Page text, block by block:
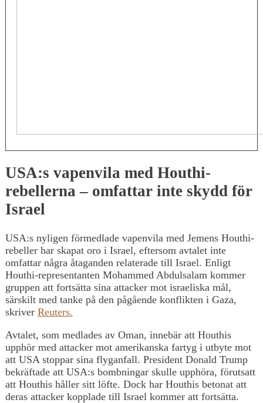
USA:s vapenvila med Houthi-
rebellerna – omfattar inte skydd för
Israel
USA:s nyligen förmedlade vapenvila med Jemens Houthi-
rebeller har skapat oro i Israel, eftersom avtalet inte
omfattar några åtaganden relaterade till Israel. Enligt
Houthi-representanten Mohammed Abdulsalam kommer
gruppen att fortsätta sina attacker mot israeliska mål,
särskilt med tanke på den pågående konflikten i Gaza,
skriver Reuters.
Avtalet, som medlades av Oman, innebär att Houthis
upphör med attacker mot amerikanska fartyg i utbyte mot
att USA stoppar sina flyganfall. President Donald Trump
bekräftade att USA:s bombningar skulle upphöra, förutsatt
att Houthis håller sitt löfte. Dock har Houthis betonat att
deras attacker kopplade till Israel kommer att fortsätta.